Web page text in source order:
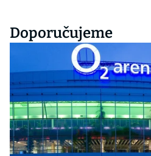
Doporučujeme